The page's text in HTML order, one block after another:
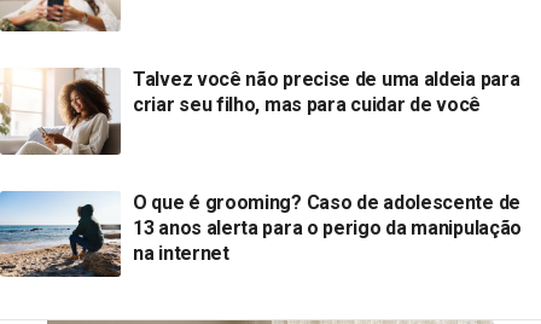
Talvez você não precise de uma aldeia para
criar seu filho, mas para cuidar de você
O que é grooming? Caso de adolescente de
13 anos alerta para o perigo da manipulação
na internet